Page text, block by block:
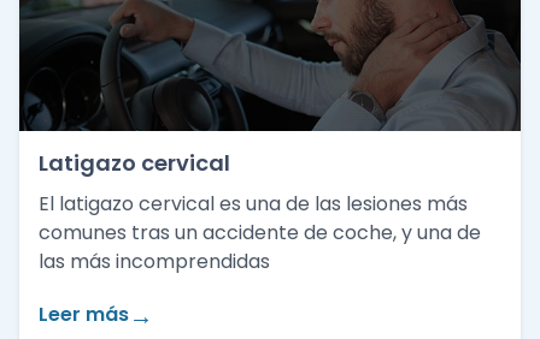
Latigazo cervical
El latigazo cervical es una de las lesiones más
comunes tras un accidente de coche, y una de
las más incomprendidas
Leer más→